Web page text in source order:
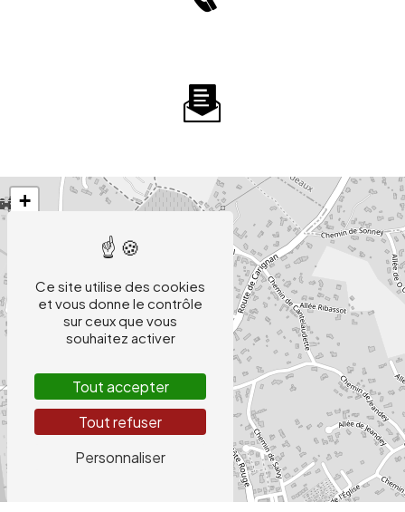
+
Ce site utilise des cookies
et vous donne le contrôle
sur ceux que vous
souhaitez activer
Tout accepter
Tout refuser
Personnaliser